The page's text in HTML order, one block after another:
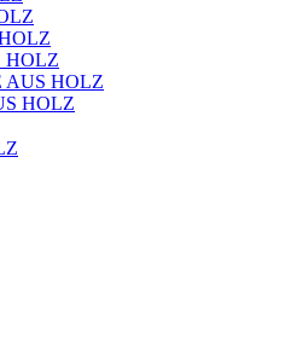
HOLZ
AUS HOLZ
HOLZ